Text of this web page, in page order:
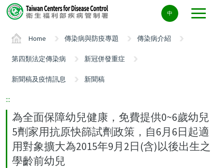
Center
block
中
Home 傳染病與防疫專題 傳染病介紹
第四類法定傳染病 新冠併發重症
新聞稿及疫情訊息 新聞稿
:::
為全面保障幼兒健康，免費提供0~6歲幼兒
5劑家用抗原快篩試劑政策，自6月6日起適
用對象擴大為2015年9月2日(含)以後出生之
學齡前幼兒